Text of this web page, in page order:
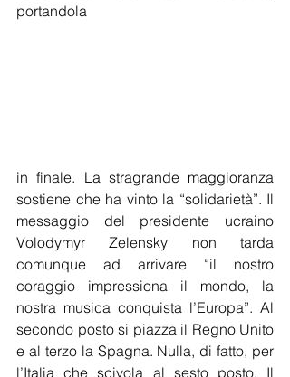
portandola
in finale. La stragrande maggioranza
sostiene che ha vinto la “solidarietà”. Il
messaggio del presidente ucraino
Volodymyr Zelensky non tarda
comunque ad arrivare “il nostro
coraggio impressiona il mondo, la
nostra musica conquista l’Europa”. Al
secondo posto si piazza il Regno Unito
e al terzo la Spagna. Nulla, di fatto, per
l’Italia che scivola al sesto posto. Il